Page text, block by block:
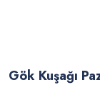
Gök Kuşağı